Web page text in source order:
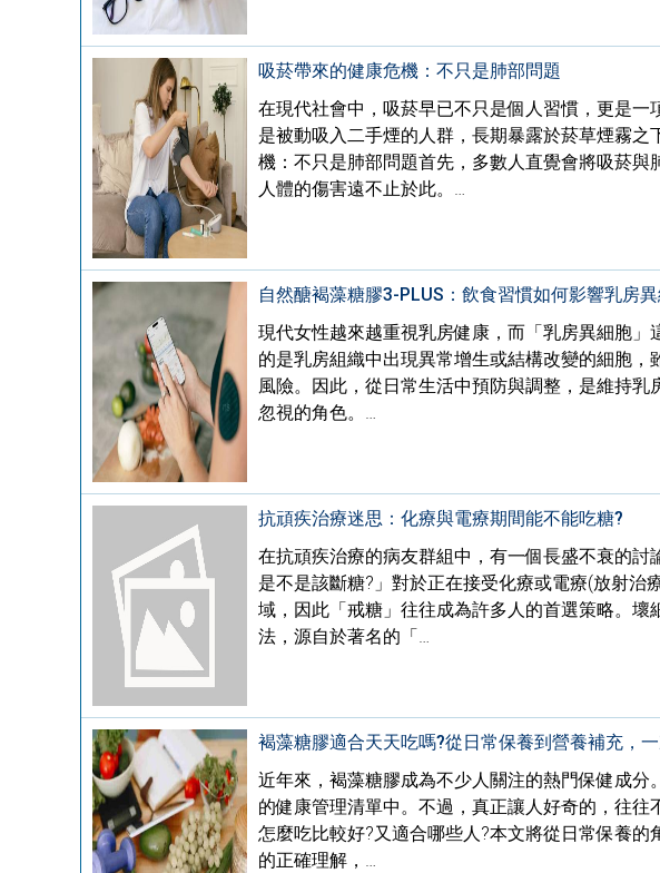
吸菸帶來的健康危機：不只是肺部問題
在現代社會中，吸菸早已不只是個人習慣，更是
是被動吸入二手煙的人群，長期暴露於菸草煙霧
機：不只是肺部問題首先，多數人直覺會將吸菸
人體的傷害遠不止於此。…
自然醣褐藻糖膠3-PLUS：飲食習慣如何影響乳房
現代女性越來越重視乳房健康，而「乳房異細胞
的是乳房組織中出現異常增生或結構改變的細胞
風險。因此，從日常生活中預防與調整，是維持
忽視的角色。…
抗頑疾治療迷思：化療與電療期間能不能吃糖?
在抗頑疾治療的病友群組中，有一個長盛不衰的
是不是該斷糖?」對於正在接受化療或電療(放射
域，因此「戒糖」往往成為許多人的首選策略。
法，源自於著名的「…
褐藻糖膠適合天天吃嗎?從日常保養到營養補充，
近年來，褐藻糖膠成為不少人關注的熱門保健成
的健康管理清單中。不過，真正讓人好奇的，往
怎麼吃比較好?又適合哪些人?本文將從日常保養
的正確理解，…